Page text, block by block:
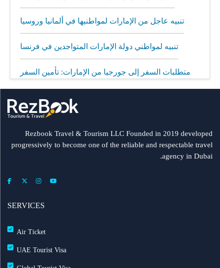
تنبيه عاجل من الإمارات لمواطنيها في ألمانيا وروسيا
تنبيه لمواطني دولة الإمارات المتواجدين في فرنسا
متطلبات السفر إلى جورجيا من الإمارات: تأمين السفر
إلزامي
مطار الشارقة يطلق رحلات مباشرة إلى ميونيخ عبر
فلاي دبي: تأخير بعض الرحلات بسبب الأحوال الجوية
عرض طيران الإمارات إلى دبي | عشاء بحري وزيارة فنية
طيران الإمارات تشغّل رحلاتها إلى بغداد
Rezbook Travel & Tourism LLC Founded in 2019 developed
progressively to become one of the reliable and respectable travel
agency in Dubai.
SERVICES
Air Ticket
UAE Tourist Visa